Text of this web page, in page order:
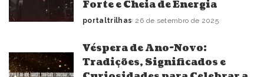
Forte e Cheia de Energia
Posted
portaltrilhas 26 de setembro de 2025
Véspera de Ano-Novo:
Tradições, Significados e